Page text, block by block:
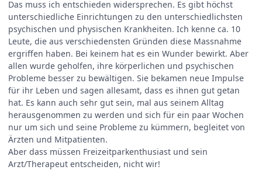
Das muss ich entschieden widersprechen. Es gibt höchst
unterschiedliche Einrichtungen zu den unterschiedlichsten
psychischen und physischen Krankheiten. Ich kenne ca. 10
Leute, die aus verschiedensten Gründen diese Massnahme
ergriffen haben. Bei keinem hat es ein Wunder bewirkt. Aber
allen wurde geholfen, ihre körperlichen und psychischen
Probleme besser zu bewältigen. Sie bekamen neue Impulse
für ihr Leben und sagen allesamt, dass es ihnen gut getan
hat. Es kann auch sehr gut sein, mal aus seinem Alltag
herausgenommen zu werden und sich für ein paar Wochen
nur um sich und seine Probleme zu kümmern, begleitet von
Ärzten und Mitpatienten.
Aber dass müssen Freizeitparkenthusiast und sein
Arzt/Therapeut entscheiden, nicht wir!